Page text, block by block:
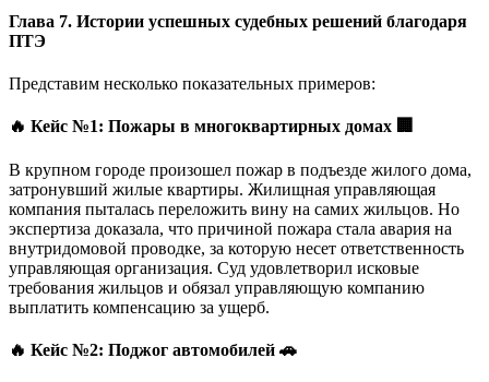
Глава 7. Истории успешных судебных решений благодаря
ПТЭ
Представим несколько показательных примеров:
🔥 Кейс №1: Пожары в многоквартирных домах 🏢
В крупном городе произошел пожар в подъезде жилого дома,
затронувший жилые квартиры. Жилищная управляющая
компания пыталась переложить вину на самих жильцов. Но
экспертиза доказала, что причиной пожара стала авария на
внутридомовой проводке, за которую несет ответственность
управляющая организация. Суд удовлетворил исковые
требования жильцов и обязал управляющую компанию
выплатить компенсацию за ущерб.
🔥 Кейс №2: Поджог автомобилей 🚗